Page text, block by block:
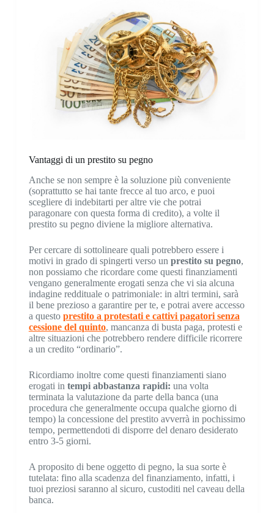
Vantaggi di un prestito su pegno
Anche se non sempre è la soluzione più conveniente
(soprattutto se hai tante frecce al tuo arco, e puoi
scegliere di indebitarti per altre vie che potrai
paragonare con questa forma di credito), a volte il
prestito su pegno diviene la migliore alternativa.
Per cercare di sottolineare quali potrebbero essere i
motivi in grado di spingerti verso un prestito su pegno,
non possiamo che ricordare come questi finanziamenti
vengano generalmente erogati senza che vi sia alcuna
indagine reddituale o patrimoniale: in altri termini, sarà
il bene prezioso a garantire per te, e potrai avere accesso
a questo prestito a protestati e cattivi pagatori senza
cessione del quinto, mancanza di busta paga, protesti e
altre situazioni che potrebbero rendere difficile ricorrere
a un credito “ordinario”.
Ricordiamo inoltre come questi finanziamenti siano
erogati in tempi abbastanza rapidi: una volta
terminata la valutazione da parte della banca (una
procedura che generalmente occupa qualche giorno di
tempo) la concessione del prestito avverrà in pochissimo
tempo, permettendoti di disporre del denaro desiderato
entro 3-5 giorni.
A proposito di bene oggetto di pegno, la sua sorte è
tutelata: fino alla scadenza del finanziamento, infatti, i
tuoi preziosi saranno al sicuro, custoditi nel caveau della
banca.